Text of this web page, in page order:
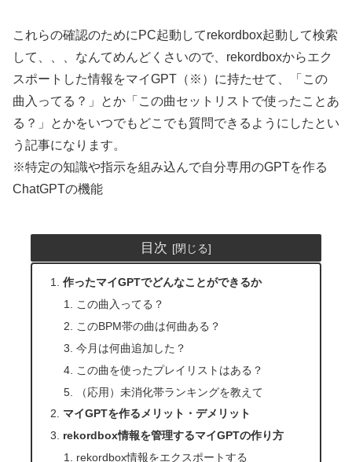
これらの確認のためにPC起動してrekordbox起動して検索
して、、、なんてめんどくさいので、rekordboxからエク
スポートした情報をマイGPT（※）に持たせて、「この
曲入ってる？」とか「この曲セットリストで使ったことあ
る？」とかをいつでもどこでも質問できるようにしたとい
う記事になります。
※特定の知識や指示を組み込んで自分専用のGPTを作る
ChatGPTの機能
目次
作ったマイGPTでどんなことができるか
この曲入ってる？
このBPM帯の曲は何曲ある？
今月は何曲追加した？
この曲を使ったプレイリストはある？
（応用）未消化帯ランキングを教えて
マイGPTを作るメリット・デメリット
rekordbox情報を管理するマイGPTの作り方
rekordbox情報をエクスポートする